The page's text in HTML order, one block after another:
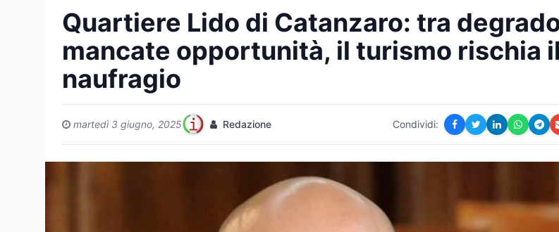
Quartiere Lido di Catanzaro: tra
mancate opportunità, il turismo rischia il
naufragio
martedì 3 giugno, 2025 Redazione Condividi: